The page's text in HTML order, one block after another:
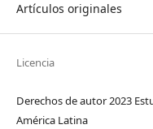
Artículos originales
Licencia
Derechos de autor 2023
América Latina